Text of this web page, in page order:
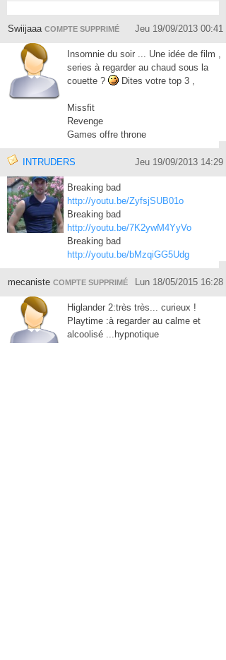
Swiijaaa COMPTE SUPPRIMÉ Jeu 19/09/2013 00:41
Insomnie du soir ... Une idée de film ,
series à regarder au chaud sous la
couette ?
Dites votre top 3 ,
Missfit
Revenge
Games offre throne
INTRUDERS Jeu 19/09/2013 14:29
Breaking bad
http://youtu.be/ZyfsjSUB01o
Breaking bad
http://youtu.be/7K2ywM4YyVo
Breaking bad
http://youtu.be/bMzqiGG5Udg
mecaniste COMPTE SUPPRIMÉ Lun 18/05/2015 16:28
Higlander 2:très très... curieux !
Playtime :à regarder au calme et
alcoolisé ...hypnotique